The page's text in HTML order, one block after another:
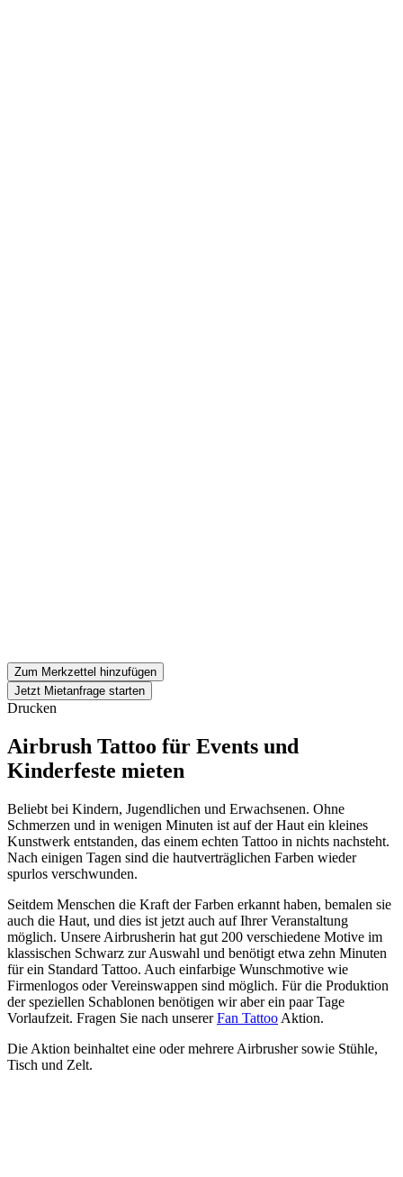
Zum Merkzettel hinzufügen
Jetzt Mietanfrage starten
Drucken
Airbrush Tattoo für Events und
Kinderfeste mieten
Beliebt bei Kindern, Jugendlichen und Erwachsenen. Ohne
Schmerzen und in wenigen Minuten ist auf der Haut ein kleines
Kunstwerk entstanden, das einem echten Tattoo in nichts nachsteht.
Nach einigen Tagen sind die hautverträglichen Farben wieder
spurlos verschwunden.
Seitdem Menschen die Kraft der Farben erkannt haben, bemalen sie
auch die Haut, und dies ist jetzt auch auf Ihrer Veranstaltung
möglich. Unsere Airbrusherin hat gut 200 verschiedene Motive im
klassischen Schwarz zur Auswahl und benötigt etwa zehn Minuten
für ein Standard Tattoo. Auch einfarbige Wunschmotive wie
Firmenlogos oder Vereinswappen sind möglich. Für die Produktion
der speziellen Schablonen benötigen wir aber ein paar Tage
Vorlaufzeit. Fragen Sie nach unsererFan Tattoo Aktion.
Die Aktion beinhaltet eine oder mehrere Airbrusher sowie Stühle,
Tisch und Zelt.